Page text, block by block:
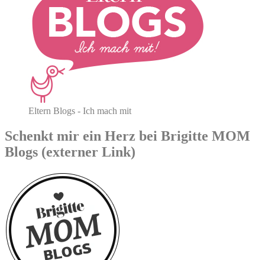
Eltern Blogs - Ich mach mit
Schenkt mir ein Herz bei Brigitte MOM
Blogs (externer Link)